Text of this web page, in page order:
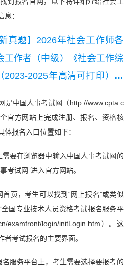
：
新真题】2026年社会工作师各
工作者（中级）《社会工作综
2023-2025年高清可打印）】
（高清可打印）】
【2025年
合能力》真题及答案】
作综合能力》真题及答案】
是中国人事考试网（http://www.cpta.c
官方网站上完成注册、报名、资格核
报名入口位置如下：
要在浏览器中输入中国人事考试网的
考试网”进入官方网站。
页，考生可以找到“网上报名”或类似
国专业技术人员资格考试报名服务平
examfront/login/initLogin.htm）。这
考试报名的主要界面。
服务平台上，考生需要选择要报考的